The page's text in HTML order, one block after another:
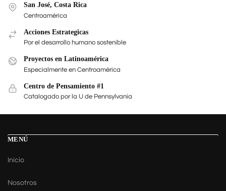
San José, Costa Rica
Centroamérica
Acciones Estrategicas
Por el desarrollo humano sostenible
Proyectos en Latinoamérica
Especialmente en Centroamérica
Centro de Pensamiento #1
Catalogado por la U de Pennsylvania
MENÚ
Inicio
Nosotros